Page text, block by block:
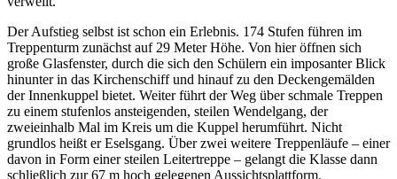
Der Aufstieg selbst ist schon ein Erlebnis. 174 Stufen führen im
Treppenturm zunächst auf 29 Meter Höhe. Von hier öffnen sich
große Glasfenster, durch die sich den Schülern ein imposanter Blick
hinunter in das Kirchenschiff und hinauf zu den Deckengemälden
der Innenkuppel bietet. Weiter führt der Weg über schmale Treppen
zu einem stufenlos ansteigenden, steilen Wendelgang, der
zweieinhalb Mal im Kreis um die Kuppel herumführt. Nicht
grundlos heißt er Eselsgang. Über zwei weitere Treppenläufe – einer
davon in Form einer steilen Leitertreppe – gelangt die Klasse dann
schließlich zur 67 m hoch gelegenen Aussichtsplattform.